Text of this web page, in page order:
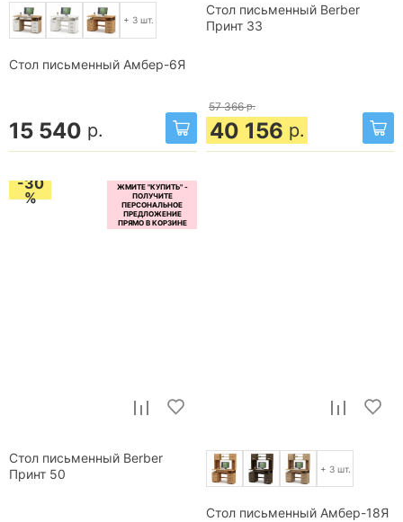
+ 3 шт.
Стол письменный Амбер-6Я
15 540 р.
Стол письменный Berber
Принт 33
57 366 р.
40 156 р.
-30
%
Стол письменный Berber
Принт 50
+ 3 шт.
Стол письменный Амбер-18Я